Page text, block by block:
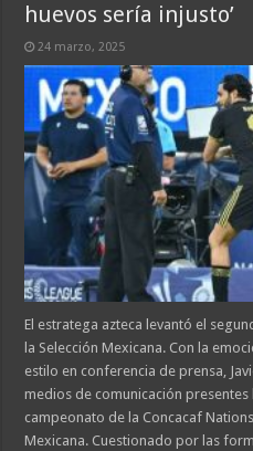
huevos sería injusto’
24 marzo, 2025
El estratega azteca levantó el
la Selección Mexicana. Con la
estilo en conferencia de prensa,
medios de comunicación
campeonato de la Concacaf
Mexicana. Cuestionado por las